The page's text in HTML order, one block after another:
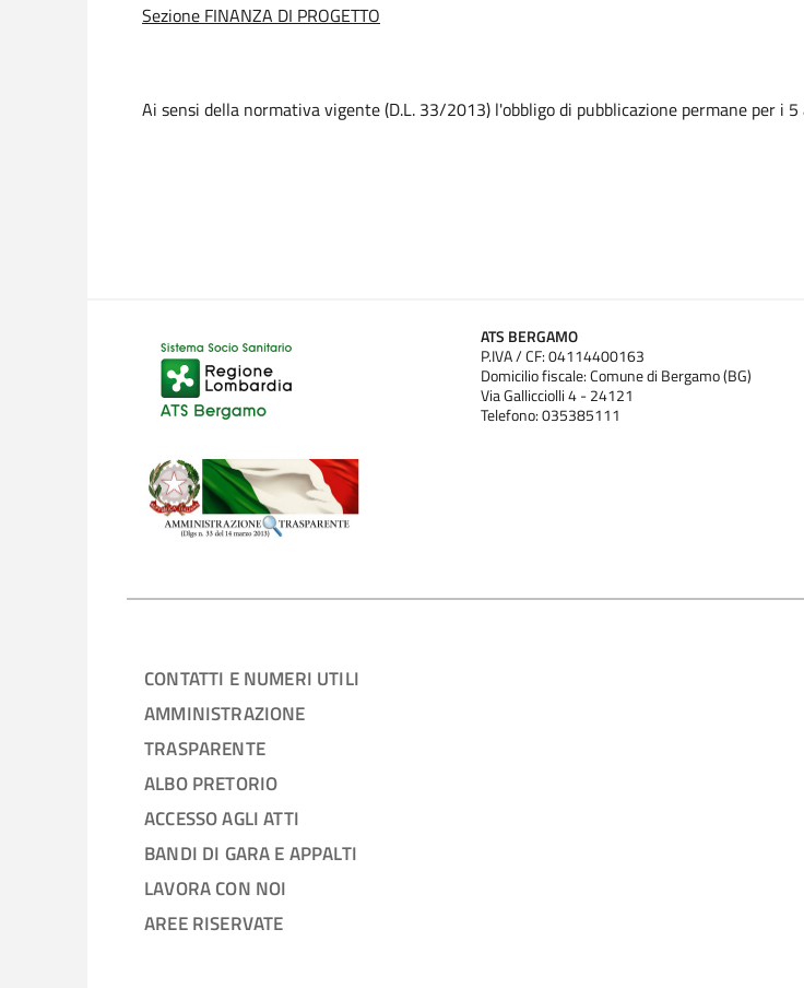
Sezione FINANZA DI PROGETTO
Ai sensi della normativa vigente (D.L. 33/2013) l'obbligo di pubblicazione permane per i
ATS BERGAMO
P.IVA / CF: 04114400163
Domicilio fiscale: Comune di Bergamo (BG)
Via Gallicciolli 4 - 24121
Telefono: 035385111
CONTATTI E NUMERI UTILI
AMMINISTRAZIONE
TRASPARENTE
ALBO PRETORIO
ACCESSO AGLI ATTI
BANDI DI GARA E APPALTI
LAVORA CON NOI
AREE RISERVATE